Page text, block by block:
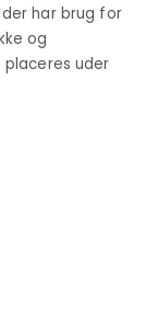
har brug for
og
placeres uder